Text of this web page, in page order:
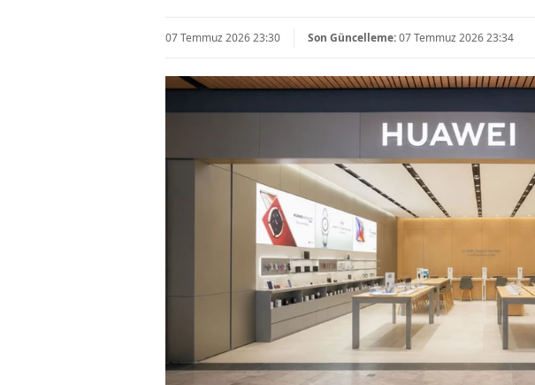
07 Temmuz 2026 23:30 Son Güncelleme:07 Temmuz 2026 23:34